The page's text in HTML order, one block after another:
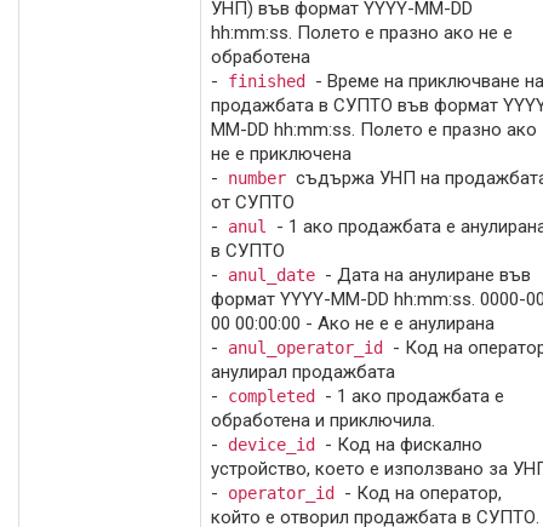
УНП) във формат YYYY-MM-DD
hh:mm:ss. Полето е празно ако не е
обработена
-
finished
- Време на приключване на
продажбата в СУПТО във формат
MM-DD hh:mm:ss. Полето е празно ако
не е приключена
-
number съдържа УНП на
от СУПТО
-
anul
- 1 ако продажбата е
в СУПТО
-
anul_date - Дата на анулиране във
формат YYYY-MM-DD hh:mm:ss. 0000-
00 00:00:00 - Ако не е е анулирана
-
anul_operator_id
- Код на
анулирал продажбата
-
completed
- 1 ако продажбата е
обработена и приключила.
-
device_id
- Код на фискално
устройство, което е използвано за
-
operator_id
- Код на оператор,
който е отворил продажбата в СУПТО.